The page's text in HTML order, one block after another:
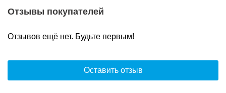
Отзывы покупателей
Отзывов ещё нет. Будьте первым!
Оставить отзыв